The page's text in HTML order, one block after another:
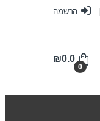
הרשמה
0
₪0.0